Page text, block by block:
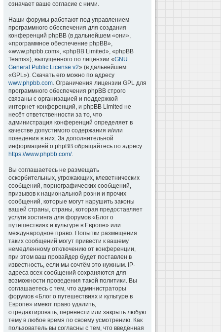
означает ваше согласие с ними.
Наши форумы работают под управлением
программного обеспечения для создания
конференций phpBB (в дальнейшем «они»,
«программное обеспечение phpBB»,
«www.phpbb.com», «phpBB Limited», «phpBB
Teams»), выпущенного по лицензии «GNU
General Public License v2» (в дальнейшем
«GPL»). Скачать его можно по адресу
www.phpbb.com. Ограничения лицензии GPL для
программного обеспечения phpBB строго
связаны с организацией и поддержкой
интернет-конференций, и phpBB Limited не
несёт ответственности за то, что
администрация конференций определяет в
качестве допустимого содержания и/или
поведения в них. За дополнительной
информацией о phpBB обращайтесь по адресу
https://www.phpbb.com/.
Вы соглашаетесь не размещать
оскорбительных, угрожающих, клеветнических
сообщений, порнографических сообщений,
призывов к национальной розни и прочих
сообщений, которые могут нарушить законы
вашей страны, страны, которая предоставляет
услуги хостинга для форумов «Блог о
путешествиях и культуре в Европе» или
международное право. Попытки размещения
таких сообщений могут привести к вашему
немедленному отключению от конференции,
при этом ваш провайдер будет поставлен в
известность, если мы сочтём это нужным. IP-
адреса всех сообщений сохраняются для
возможности проведения такой политики. Вы
соглашаетесь с тем, что администраторы
форумов «Блог о путешествиях и культуре в
Европе» имеют право удалить,
отредактировать, перенести или закрыть любую
тему в любое время по своему усмотрению. Как
пользователь вы согласны с тем, что введённая